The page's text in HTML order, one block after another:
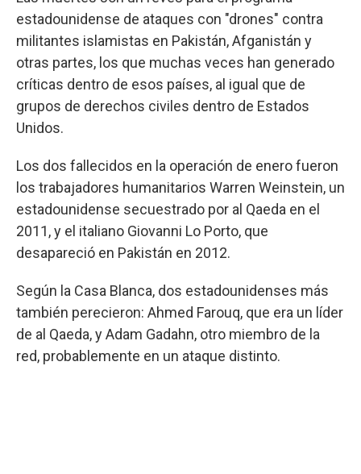
estadounidense de ataques con "drones" contra
militantes islamistas en Pakistán, Afganistán y
otras partes, los que muchas veces han generado
críticas dentro de esos países, al igual que de
grupos de derechos civiles dentro de Estados
Unidos.
Los dos fallecidos en la operación de enero fueron
los trabajadores humanitarios Warren Weinstein, un
estadounidense secuestrado por al Qaeda en el
2011, y el italiano Giovanni Lo Porto, que
desapareció en Pakistán en 2012.
Según la Casa Blanca, dos estadounidenses más
también perecieron: Ahmed Farouq, que era un líder
de al Qaeda, y Adam Gadahn, otro miembro de la
red, probablemente en un ataque distinto.